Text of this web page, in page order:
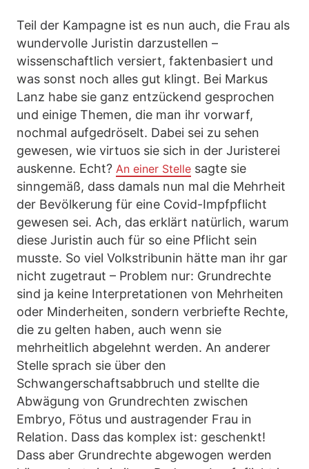
Teil der Kampagne ist es nun auch, die Frau als
wundervolle Juristin darzustellen –
wissenschaftlich versiert, faktenbasiert und
was sonst noch alles gut klingt. Bei Markus
Lanz habe sie ganz entzückend gesprochen
und einige Themen, die man ihr vorwarf,
nochmal aufgedröselt. Dabei sei zu sehen
gewesen, wie virtuos sie sich in der Juristerei
auskenne. Echt? An einer Stelle sagte sie
sinngemäß, dass damals nun mal die Mehrheit
der Bevölkerung für eine Covid-Impfpflicht
gewesen sei. Ach, das erklärt natürlich, warum
diese Juristin auch für so eine Pflicht sein
musste. So viel Volkstribunin hätte man ihr gar
nicht zugetraut – Problem nur: Grundrechte
sind ja keine Interpretationen von Mehrheiten
oder Minderheiten, sondern verbriefte Rechte,
die zu gelten haben, auch wenn sie
mehrheitlich abgelehnt werden. An anderer
Stelle sprach sie über den
Schwangerschaftsabbruch und stellte die
Abwägung von Grundrechten zwischen
Embryo, Fötus und austragender Frau in
Relation. Dass das komplex ist: geschenkt!
Dass aber Grundrechte abgewogen werden